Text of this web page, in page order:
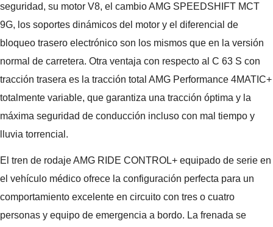
seguridad, su motor V8, el cambio AMG SPEEDSHIFT MCT
9G, los soportes dinámicos del motor y el diferencial de
bloqueo trasero electrónico son los mismos que en la versión
normal de carretera. Otra ventaja con respecto al C 63 S con
tracción trasera es la tracción total AMG Performance 4MATIC+
totalmente variable, que garantiza una tracción óptima y la
máxima seguridad de conducción incluso con mal tiempo y
lluvia torrencial.
El tren de rodaje AMG RIDE CONTROL+ equipado de serie en
el vehículo médico ofrece la configuración perfecta para un
comportamiento excelente en circuito con tres o cuatro
personas y equipo de emergencia a bordo. La frenada se